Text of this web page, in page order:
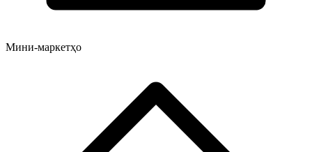
Мини-маркетҳо